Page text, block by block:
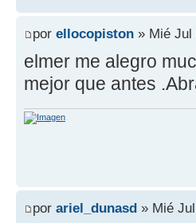
por ellocopiston » Mié Jul
elmer me alegro
mejor que antes
por ariel_dunasd » Mié